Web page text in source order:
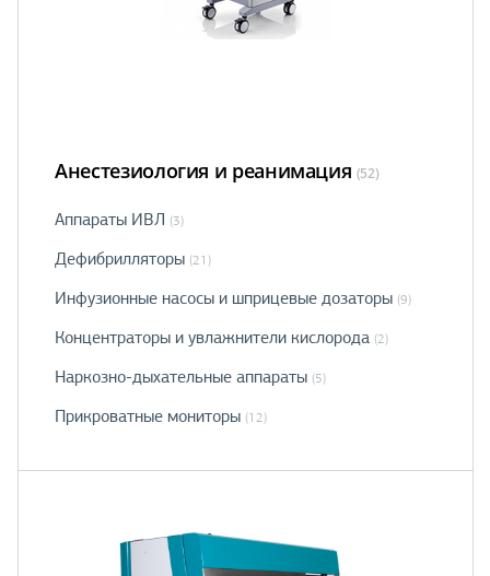
Анестезиология и реанимация (52)
Аппараты ИВЛ (3)
Дефибрилляторы (21)
Инфузионные насосы и шприцевые дозаторы (9)
Концентраторы и увлажнители кислорода (2)
Наркозно-дыхательные аппараты (5)
Прикроватные мониторы (12)